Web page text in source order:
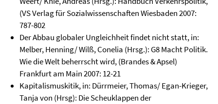
(VS Verlag für Sozialwissenschaften Wiesbaden 2007:
787-802
Der Abbau globaler Ungleichheit findet nicht statt, in:
Melber, Henning/ Wilß, Conelia (Hrsg.): G8 Macht Politik.
Wie die Welt beherrscht wird, (Brandes & Apsel)
Frankfurt am Main 2007: 12-21
Kapitalismuskitik, in: Dürrmeier, Thomas/ Egan-Krieger,
Tanja von (Hrsg): Die Scheuklappen der